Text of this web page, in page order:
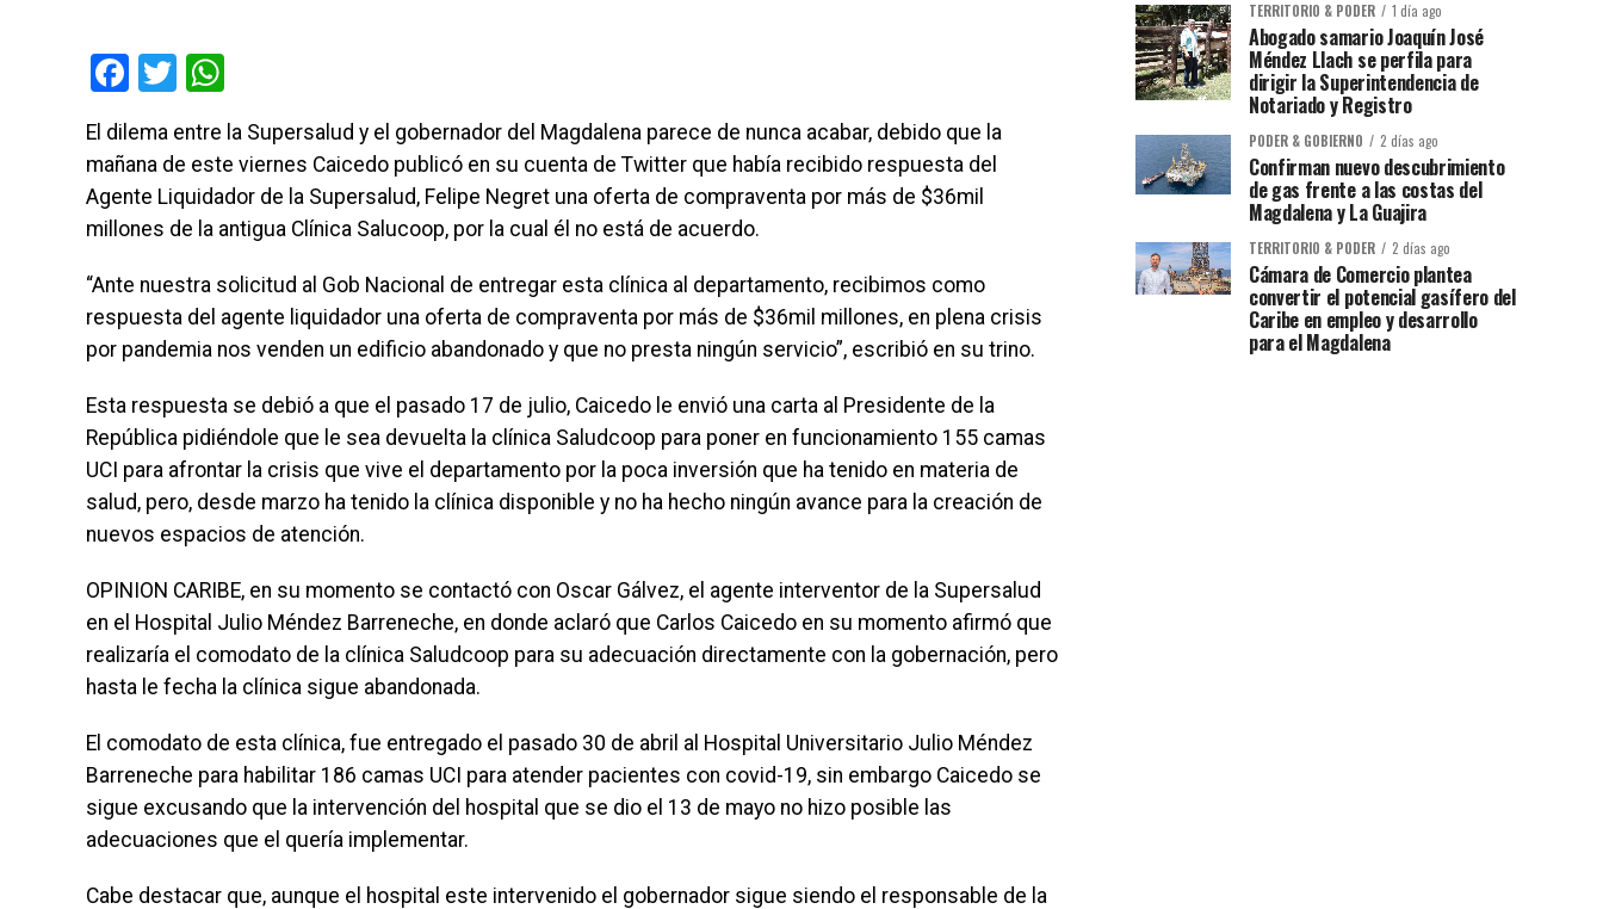
Facebook
Twitter
El dilema entre la Supersalud y el gobernador del Magdalena parece de nunca acabar, debido que la
mañana de este viernes Caicedo publicó en su cuenta de Twitter que había recibido respuesta del
Agente Liquidador de la Supersalud, Felipe Negret una oferta de compraventa por más de $36mil
millones de la antigua Clínica Salucoop, por la cual él no está de acuerdo.
“Ante nuestra solicitud al Gob Nacional de entregar esta clínica al departamento, recibimos como
respuesta del agente liquidador una oferta de compraventa por más de $36mil millones, en plena crisis
por pandemia nos venden un edificio abandonado y que no presta ningún servicio”, escribió en su trino.
Esta respuesta se debió a que el pasado 17 de julio, Caicedo le envió una carta al Presidente de la
República pidiéndole que le sea devuelta la clínica Saludcoop para poner en funcionamiento 155 camas
UCI para afrontar la crisis que vive el departamento por la poca inversión que ha tenido en materia de
salud, pero, desde marzo ha tenido la clínica disponible y no ha hecho ningún avance para la creación de
nuevos espacios de atención.
OPINION CARIBE, en su momento se contactó con Oscar Gálvez, el agente interventor de la Supersalud
en el Hospital Julio Méndez Barreneche, en donde aclaró que Carlos Caicedo en su momento afirmó que
realizaría el comodato de la clínica Saludcoop para su adecuación directamente con la gobernación, pero
hasta le fecha la clínica sigue abandonada.
El comodato de esta clínica, fue entregado el pasado 30 de abril al Hospital Universitario Julio Méndez
Barreneche para habilitar 186 camas UCI para atender pacientes con covid-19, sin embargo Caicedo se
sigue excusando que la intervención del hospital que se dio el 13 de mayo no hizo posible las
adecuaciones que el quería implementar.
Cabe destacar que, aunque el hospital este intervenido el gobernador sigue siendo el responsable de la
TERRITORIO & PODER 1 día ago
Abogado samario Joaquín José
Méndez Llach se perfila para
dirigir la Superintendencia de
Notariado y Registro
PODER & GOBIERNO 2 días ago
Confirman nuevo descubrimiento
de gas frente a las costas del
Magdalena y La Guajira
TERRITORIO & PODER 2 días ago
Cámara de Comercio plantea
convertir el potencial gasífero del
Caribe en empleo y desarrollo
para el Magdalena